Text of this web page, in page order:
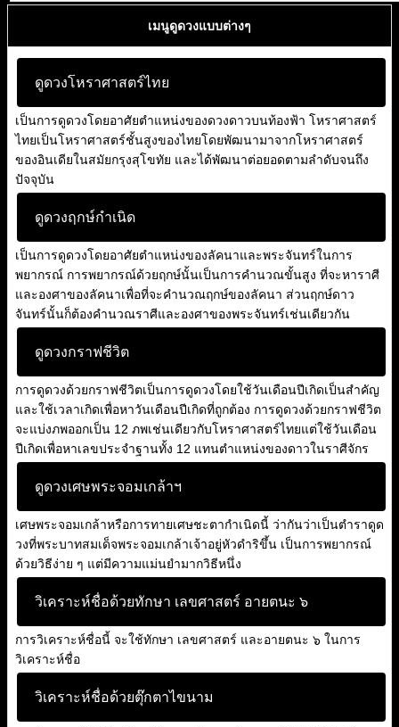
เมนูดูดวงแบบต่างๆ
ดูดวงโหราศาสตร์ไทย
เป็นการดูดวงโดยอาศัยตำแหน่งของดวงดาวบนท้องฟ้า โหราศาสตร์
ไทยเป็นโหราศาสตร์ชั้นสูงของไทยโดยพัฒนามาจากโหราศาสตร์
ของอินเดียในสมัยกรุงสุโขทัย และได้พัฒนาต่อยอดตามลำดับจนถึง
ปัจจุบัน
ดูดวงฤกษ์กำเนิด
เป็นการดูดวงโดยอาศัยตำแหน่งของลัคนาและพระจันทร์ในการ
พยากรณ์ การพยากรณ์ด้วยฤกษ์นั้นเป็นการคำนวณขั้นสูง ที่จะหาราศี
และองศาของลัคนาเพื่อที่จะคำนวณฤกษ์ของลัคนา ส่วนฤกษ์ดาว
จันทร์นั้นก็ต้องคำนวณราศีและองศาของพระจันทร์เช่นเดียวกัน
ดูดวงกราฟชีวิต
การดูดวงด้วยกราฟชีวิตเป็นการดูดวงโดยใช้วันเดือนปีเกิดเป็นสำคัญ
และใช้เวลาเกิดเพื่อหาวันเดือนปีเกิดที่ถูกต้อง การดูดวงด้วยกราฟชีวิต
จะแบ่งภพออกเป็น 12 ภพเช่นเดียวกับโหราศาสตร์ไทยแต่ใช้วันเดือน
ปีเกิดเพื่อหาเลขประจำฐานทั้ง 12 แทนตำแหน่งของดาวในราศีจักร
ดูดวงเศษพระจอมเกล้าฯ
เศษพระจอมเกล้าหรือการทายเศษชะตากำเนิดนี้ ว่ากันว่าเป็นตำราดูด
วงที่พระบาทสมเด็จพระจอมเกล้าเจ้าอยู่หัวดำริขึ้น เป็นการพยากรณ์
ด้วยวิธีง่าย ๆ แต่มีความแม่นยำมากวิธีหนึ่ง
วิเคราะห์ชื่อด้วยทักษา เลขศาสตร์ อายตนะ ๖
การวิเคราะห์ชื่อนี้ จะใช้ทักษา เลขศาสตร์ และอายตนะ ๖ ในการ
วิเคราะห์ชื่อ
วิเคราะห์ชื่อด้วยตุ๊กตาไขนาม